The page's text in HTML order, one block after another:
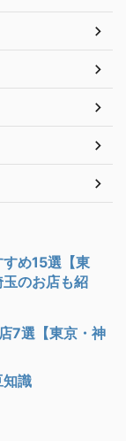
め15選【東
のお店も紹
7選【東京・神
知識